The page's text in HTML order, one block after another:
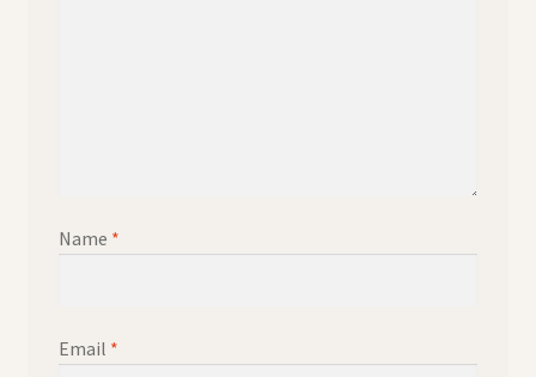
Name *
Email *